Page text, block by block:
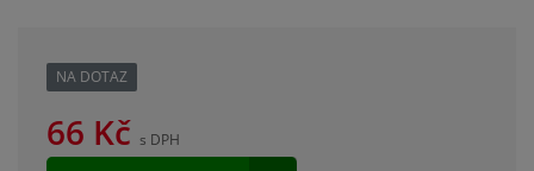
NA DOTAZ
66 Kč s DPH